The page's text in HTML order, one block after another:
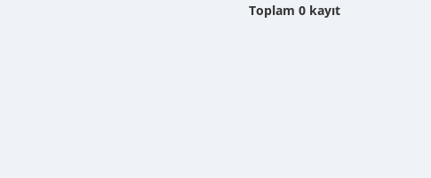
Toplam 0 kayıt